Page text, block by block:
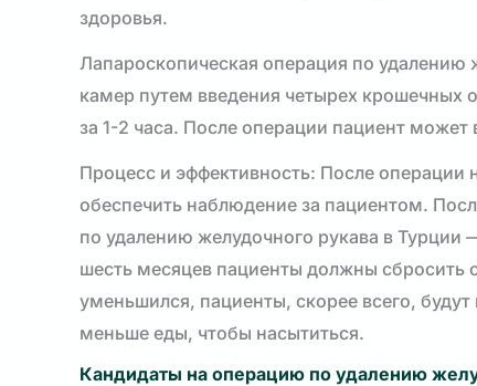
здоровья.
Лапароскопическая операция по
камер путем введения четырех крошечных
за 1-2 часа. После операции пациент может
Процесс и эффективность: После операции
обеспечить наблюдение за пациентом.
по удалению желудочного рукава в
шесть месяцев пациенты должны сбросить
уменьшился, пациенты, скорее всего,
меньше еды, чтобы насытиться.
Кандидаты на операцию по удалению